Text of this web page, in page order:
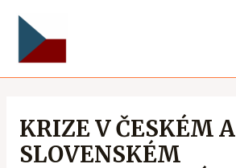
content
KRIZE V ČESKÉM A
SLOVENSKÉM